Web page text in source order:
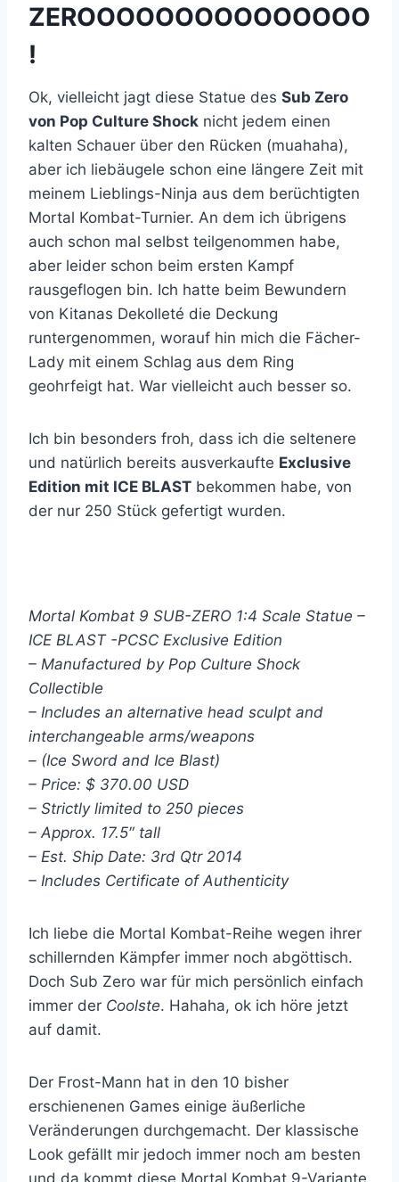
ZEROOOOOOOOOOOOOOO
!
Ok, vielleicht jagt diese Statue des Sub Zero
von Pop Culture Shock nicht jedem einen
kalten Schauer über den Rücken (muahaha),
aber ich liebäugele schon eine längere Zeit mit
meinem Lieblings-Ninja aus dem berüchtigten
Mortal Kombat-Turnier. An dem ich übrigens
auch schon mal selbst teilgenommen habe,
aber leider schon beim ersten Kampf
rausgeflogen bin. Ich hatte beim Bewundern
von Kitanas Dekolleté die Deckung
runtergenommen, worauf hin mich die Fächer-
Lady mit einem Schlag aus dem Ring
geohrfeigt hat. War vielleicht auch besser so.
Ich bin besonders froh, dass ich die seltenere
und natürlich bereits ausverkaufte Exclusive
Edition mit ICE BLAST bekommen habe, von
der nur 250 Stück gefertigt wurden.
Mortal Kombat 9 SUB-ZERO 1:4 Scale Statue –
ICE BLAST -PCSC Exclusive Edition
– Manufactured by Pop Culture Shock
Collectible
– Includes an alternative head sculpt and
interchangeable arms/weapons
– (Ice Sword and Ice Blast)
– Price: $ 370.00 USD
– Strictly limited to 250 pieces
– Approx. 17.5″ tall
– Est. Ship Date: 3rd Qtr 2014
– Includes Certificate of Authenticity
Ich liebe die Mortal Kombat-Reihe wegen ihrer
schillernden Kämpfer immer noch abgöttisch.
Doch Sub Zero war für mich persönlich einfach
immer der Coolste. Hahaha, ok ich höre jetzt
auf damit.
Der Frost-Mann hat in den 10 bisher
erschienenen Games einige äußerliche
Veränderungen durchgemacht. Der klassische
Look gefällt mir jedoch immer noch am besten
und da kommt diese Mortal Kombat 9-Variante